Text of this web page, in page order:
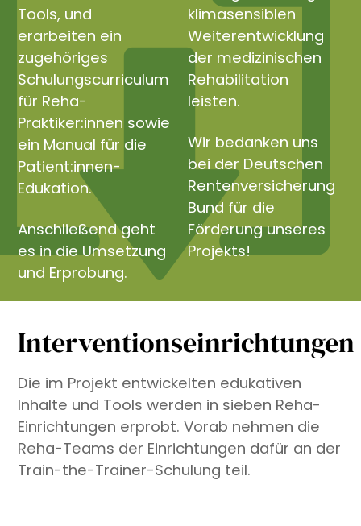
Tools, und
erarbeiten ein
zugehöriges
Schulungscurriculum
für Reha-
Praktiker:innen sowie
ein Manual für die
Patient:innen-
Edukation.
Anschließend geht
es in die Umsetzung
und Erprobung.
klimasensiblen
Weiterentwicklung
der medizinischen
Rehabilitation
leisten.
Wir bedanken uns
bei der Deutschen
Rentenversicherung
Bund für die
Förderung unseres
Projekts!
Interventionseinrichtungen
Die im Projekt entwickelten edukativen
Inhalte und Tools werden in sieben Reha-
Einrichtungen erprobt. Vorab nehmen die
Reha-Teams der Einrichtungen dafür an der
Train-the-Trainer-Schulung teil.